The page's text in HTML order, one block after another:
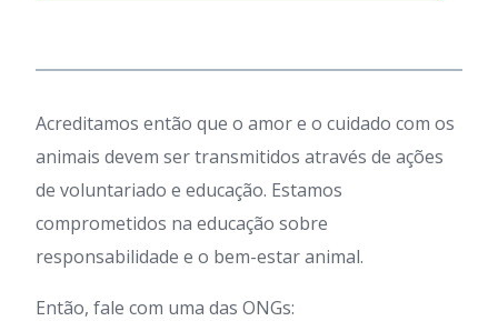
Acreditamos então que o amor e o cuidado com os
animais devem ser transmitidos através de ações
de voluntariado e educação. Estamos
comprometidos na educação sobre
responsabilidade e o bem-estar animal.
Então, fale com uma das ONGs: